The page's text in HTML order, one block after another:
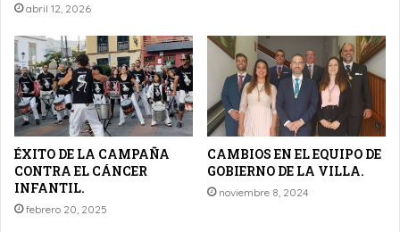
abril 12, 2026
ÉXITO DE LA CAMPAÑA
CONTRA EL CÁNCER
INFANTIL.
febrero 20, 2025
CAMBIOS EN EL EQUIPO DE
GOBIERNO DE LA VILLA.
noviembre 8, 2024